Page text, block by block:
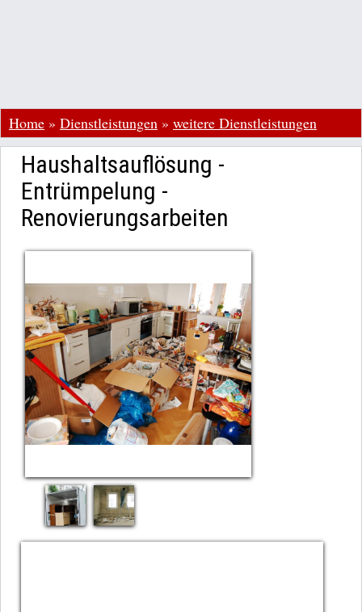
Home » Dienstleistungen » weitere Dienstleistungen
Haushaltsauflösung -
Entrümpelung -
Renovierungsarbeiten